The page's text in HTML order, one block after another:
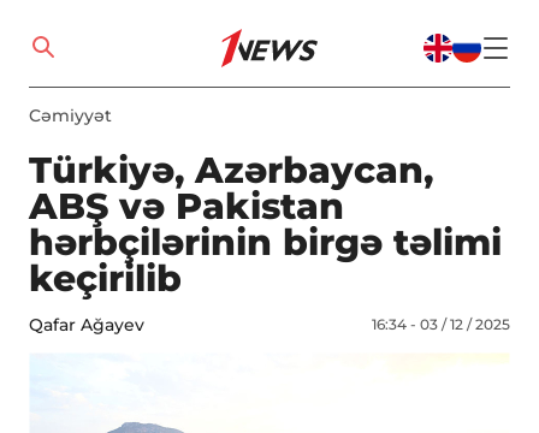
Cəmiyyət
Türkiyə, Azərbaycan,
ABŞ və Pakistan
hərbçilərinin birgə təlimi
keçirilib
Qafar Ağayev 16:34 - 03 / 12 / 2025